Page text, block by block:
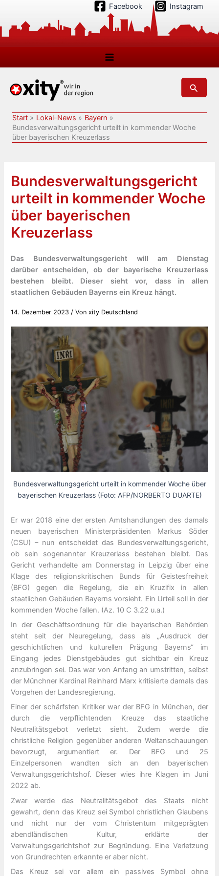
springen
Facebook Instagram
Suchen
Start Lokal-News
Bayern
Bundesverwaltungsgericht urteilt in kommender Woche
über bayerischen Kreuzerlass
Bundesverwaltungsgericht
urteilt in kommender Woche
über bayerischen
Kreuzerlass
Das Bundesverwaltungsgericht will am Dienstag
darüber entscheiden, ob der bayerische Kreuzerlass
bestehen bleibt. Dieser sieht vor, dass in allen
staatlichen Gebäuden Bayerns ein Kreuz hängt.
14. Dezember 2023 / Vonxity Deutschland
Bundesverwaltungsgericht urteilt in kommender Woche über
bayerischen Kreuzerlass (Foto: AFP/NORBERTO DUARTE)
Er war 2018 eine der ersten Amtshandlungen des damals
neuen bayerischen Ministerpräsidenten Markus Söder
(CSU) – nun entscheidet das Bundesverwaltungsgericht,
ob sein sogenannter Kreuzerlass bestehen bleibt. Das
Gericht verhandelte am Donnerstag in Leipzig über eine
Klage des religionskritischen Bunds für Geistesfreiheit
(BFG) gegen die Regelung, die ein Kruzifix in allen
staatlichen Gebäuden Bayerns vorsieht. Ein Urteil soll in der
kommenden Woche fallen. (Az. 10 C 3.22 u.a.)
In der Geschäftsordnung für die bayerischen Behörden
steht seit der Neuregelung, dass als „Ausdruck der
geschichtlichen und kulturellen Prägung Bayerns“ im
Eingang jedes Dienstgebäudes gut sichtbar ein Kreuz
anzubringen sei. Das war von Anfang an umstritten, selbst
der Münchner Kardinal Reinhard Marx kritisierte damals das
Vorgehen der Landesregierung.
Einer der schärfsten Kritiker war der BFG in München, der
durch die verpflichtenden Kreuze das staatliche
Neutralitätsgebot verletzt sieht. Zudem werde die
christliche Religion gegenüber anderen Weltanschauungen
bevorzugt, argumentiert er. Der BFG und 25
Einzelpersonen wandten sich an den bayerischen
Verwaltungsgerichtshof. Dieser wies ihre Klagen im Juni
2022 ab.
Zwar werde das Neutralitätsgebot des Staats nicht
gewahrt, denn das Kreuz sei Symbol christlichen Glaubens
und nicht nur der vom Christentum mitgeprägten
abendländischen Kultur, erklärte der
Verwaltungsgerichtshof zur Begründung. Eine Verletzung
von Grundrechten erkannte er aber nicht.
Das Kreuz sei vor allem ein passives Symbol ohne